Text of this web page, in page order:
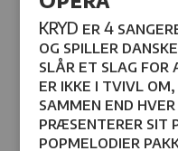
KRYD er 4
og spiller
slår et slag for
er ikke i tvivl
sammen end
præsenterer sit
popmelodier